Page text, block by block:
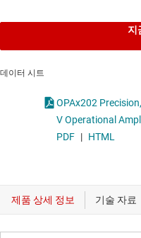
지
데이터 시트
OPAx202 Precision,
V Operational
PDF | HTML